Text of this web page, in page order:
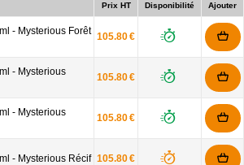
Prix HT Disponibilité Ajouter
- Mysterious Forêt 105.80 €
- Mysterious
105.80 €
- Mysterious
105.80 €
- Mysterious Récif 105.80 €